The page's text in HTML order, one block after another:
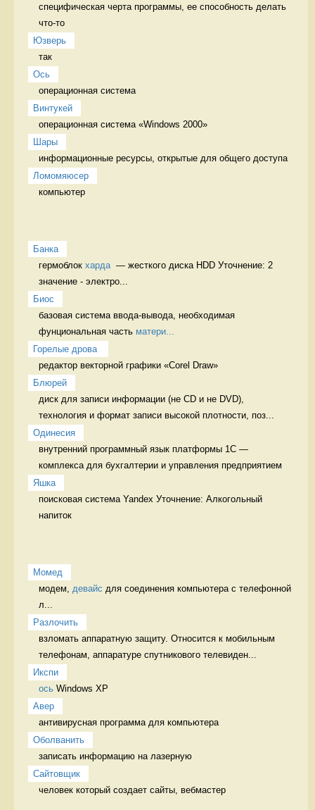
специфическая черта программы, ее способность делать
что-то
Юзверь
так
Ось
операционная система
Винтукей
операционная система «Windows 2000»
Шары
информационные ресурсы, открытые для общего доступа
Ломомяюсер
компьютер
Банка
гермоблок харда
  — жесткого диска HDD Уточнение: 2
значение - электро...
Биос
базовая система ввода-вывода, необходимая
фунциональная часть матери...
Горелые дрова
редактор векторной графики «Corel Draw»
Блюрей
диск для записи информации (не CD и не DVD),
технология и формат записи высокой плотности, поз...
Одинесия
внутренний программный язык платформы 1С —
комплекса для бухгалтерии и управления предприятием
Яшка
поисковая система Yandex Уточнение: Алкогольный
напиток
Момед
модем, девайс для соединения компьютера с телефонной
л...
Разлочить
взломать аппаратную защиту. Относится к мобильным
телефонам, аппаратуре спутникового телевиден...
Икспи
ось Windows XP
Авер
антивирусная программа для компьютера
Оболванить
записать информацию на лазерную
Сайтовщик
человек который создает сайты, вебмастер